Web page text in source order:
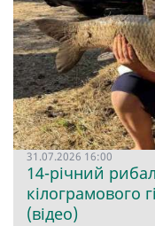
31.07.2026 16:00
14-річний
кілограмового
(відео)